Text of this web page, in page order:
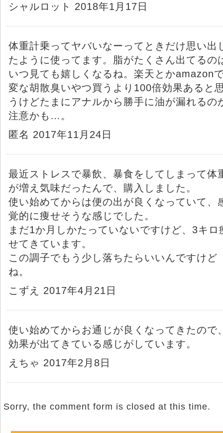
シャルロット 2018年1月17日
体重計乗ってヤバいなーってときだけ思い出
たように使ってます。脂がたくさん出てるの
いつ見ても嬉しくなるね。楽天とかamazon
変な胡散臭いやつ買うより100倍効果あると
うけどたまにアナルから勝手に油が漏れるの
注意かも…。
匿名 2017年11月24日
最近ストレスで暴飲、暴食をしてしまって体
が増え気味だったんで、購入しました。
使い始めてからは便の出が良くなっていて、
覚的に痩せそうな感じでした。
まだ1か月しかたっていないですけど、3キロ
せてきています。
この調子でもう少し落ちたらいいんですけど
ね。
こずえ 2017年4月21日
使い始めてからお通じが良くなってきたので
効果が出てきている感じがしています。
えちゃ 2017年2月8日
Sorry, the comment form is closed at this time.